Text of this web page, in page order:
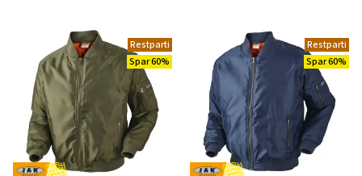
Restparti
Spar 60%
Restparti
Spar 60%